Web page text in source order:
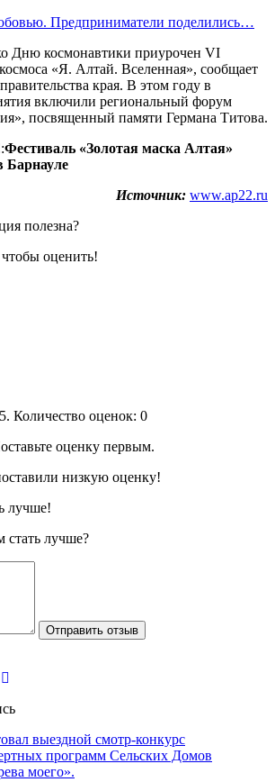
Предприниматели поделились…
Дню космонавтики приурочен VI
«Я. Алтай. Вселенная», сообщает
края. В этом году в
включили региональный форум
посвященный памяти Германа Титова.
Фестиваль «Золотая маска Алтая»
Барнауле
Источник: www.ap22.ru
полезна?
оценить!
Количество оценок: 0
оценку первым.
низкую оценку!
лучше!
стать лучше?
Отправить отзыв
выездной смотр-конкурс
программ Сельских Домов
моего».